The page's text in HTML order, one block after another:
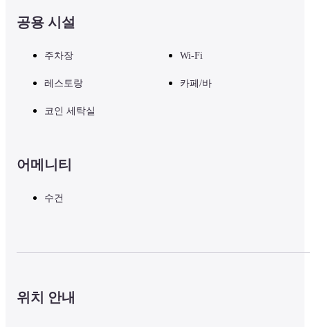
공용 시설
주차장 Wi-Fi
레스토랑 카페/바
코인 세탁실
어메니티
수건
위치 안내